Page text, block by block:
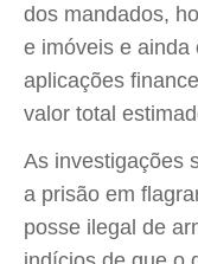
dos mandados,
e imóveis e ainda
aplicações
valor total
As investigações
a prisão em
posse ilegal de